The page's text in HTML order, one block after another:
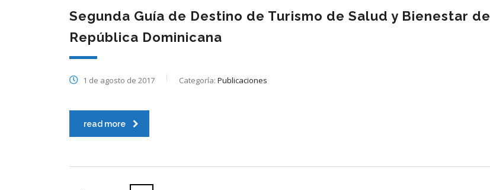
Segunda Guía de Destino de Turismo de Salud y Bienestar de
República Dominicana
1 de agosto de 2017 Categoría: Publicaciones
read more